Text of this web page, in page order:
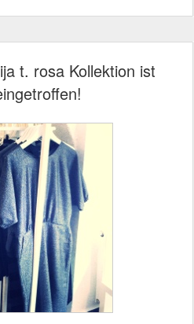
t. rosa Kollektion ist